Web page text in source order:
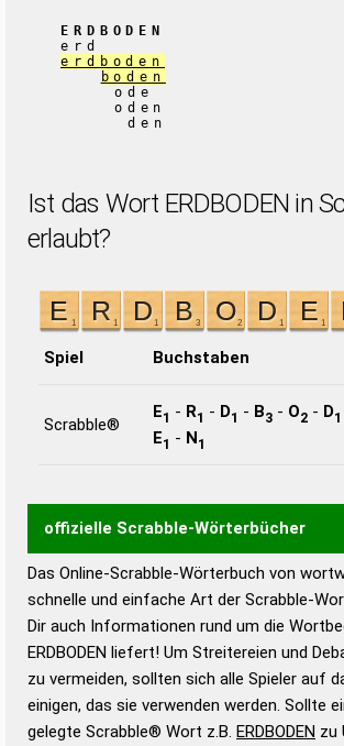
ERDBODEN
erd
erdboden
boden
ode
oden
den
Ist das Wort ERDBODEN in
erlaubt?
Spiel Buchstaben
Scrabble®
E1 - R1 - D1 - B3 - O2 - D1
E1 - N1
offizielle Scrabble-Wörterbücher
Wortwurzel liefert mit Hilfe eines
Wortanalyse-Algorithmus gute
Wortbedeutung, Worttrennung und
Gültigkeit eines Wortes für das Scrabble-
bestimmen!
zugelassene Turnier Scrabble-
Wörterbücher sind:
Das Online-Scrabble-Wörterbuch von
schnelle und einfache Art der Scrabble-
Dir auch Informationen rund um die
ERDBODEN liefert! Um Streitereien und
zu vermeiden, sollten sich alle Spieler auf
einigen, das sie verwenden werden. Sollte
gelegte Scrabble® Wort z.B. ERDBODEN zu